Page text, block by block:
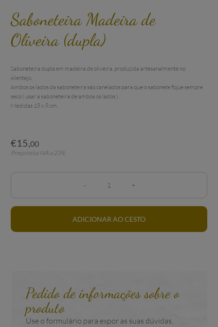
Saboneteira Madeira de
Oliveira (dupla)
Saboneteira dupla em madeira de oliveira, produzida artesanalmente no
Alentejo.
Ambos os lados da saboneteira são canelados para que o sabonete fique sempre
seco ( usar a saboneteira de ambos os lados ).
Medidas 18 x 8 cm.
€15,00
Preço inclui IVA a 23%
ADICIONAR AO CESTO
Pedido de informações sobre o
produto
Use o formulário para expor as suas dúvidas,